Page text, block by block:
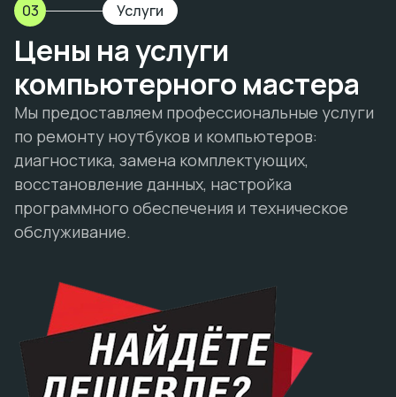
03 Услуги
Цены на услуги
компьютерного мастера
Мы предоставляем профессиональные услуги
по ремонту ноутбуков и компьютеров:
диагностика, замена комплектующих,
восстановление данных, настройка
программного обеспечения и техническое
обслуживание.